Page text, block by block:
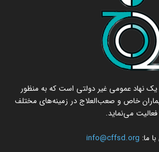
یک نهاد عمومی غیر دولتی است که به منظور
خاص و صعب‌العلاج در زمینه‌های مختلف
فعالیت می‌نماید.
ما: info@cffsd.org